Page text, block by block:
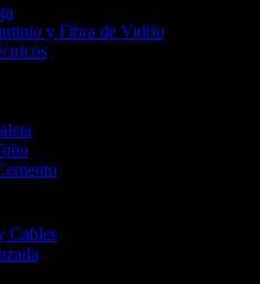
y Fibra de Vidrio
Cables